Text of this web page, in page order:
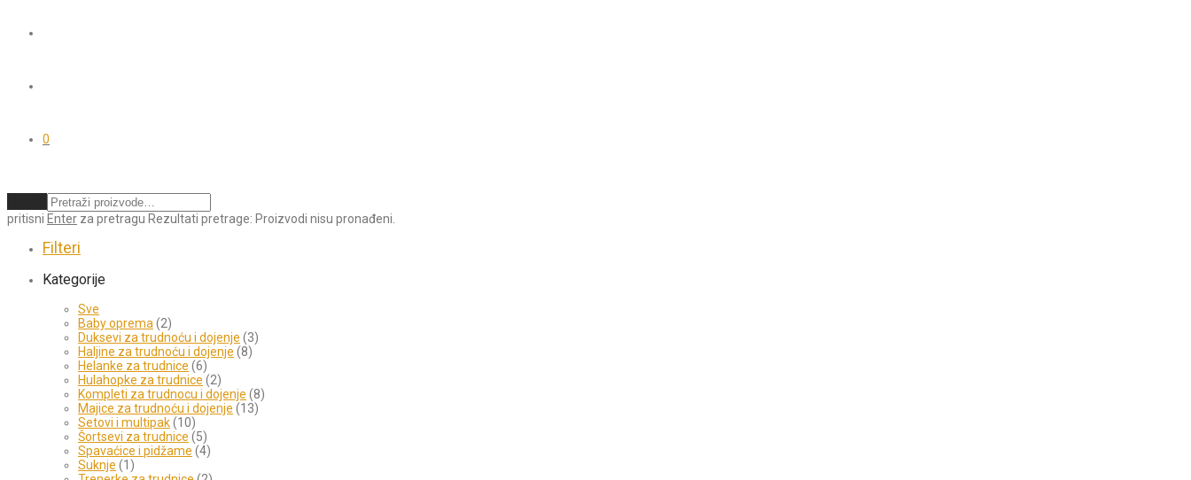
0
pritisni Enter za pretragu Rezultati pretrage: Proizvodi nisu pronađeni.
Filteri
Kategorije
Sve
Baby oprema (2)
Duksevi za trudnoću i dojenje (3)
Haljine za trudnoću i dojenje (8)
Helanke za trudnice (6)
Hulahopke za trudnice (2)
Kompleti za trudnocu i dojenje (8)
Majice za trudnoću i dojenje (13)
Setovi i multipak(10)
Šortsevi za trudnice (5)
Spavaćice i pidžame (4)
Suknje (1)